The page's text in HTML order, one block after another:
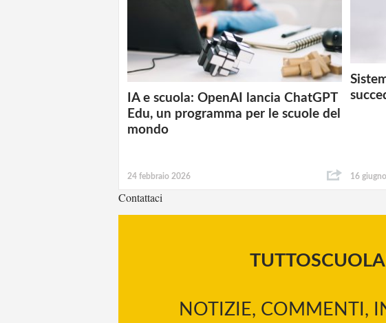
IA e scuola: OpenAI lancia ChatGPT
Edu, un programma per le scuole del
mondo
24 febbraio 2026 16
Contattaci
NOTIZIE, COMMENTI,